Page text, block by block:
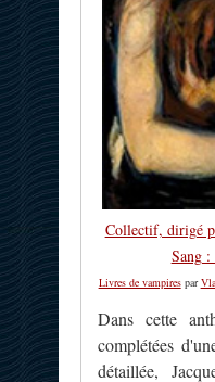
Collectif, dirigé
Sang
Livres de vampirespar
Dans cette
complétées
détaillée,